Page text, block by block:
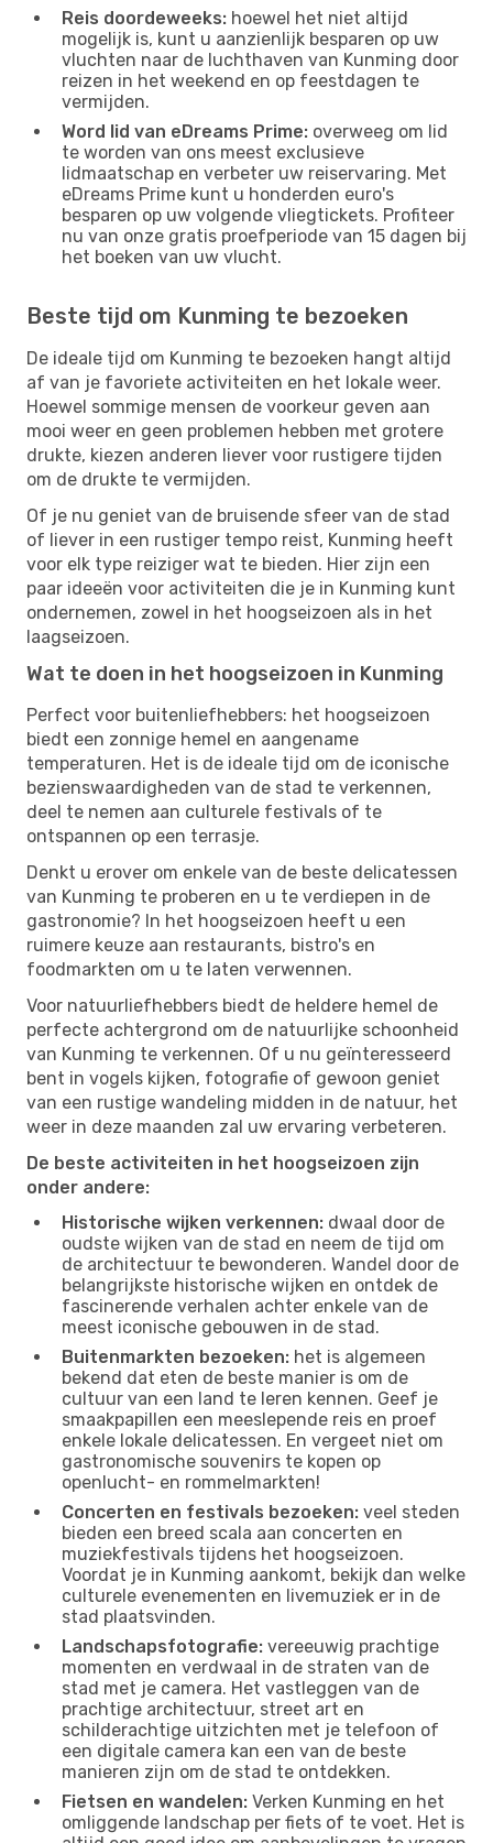
Reis doordeweeks: hoewel het niet altijd
mogelijk is, kunt u aanzienlijk besparen op uw
vluchten naar de luchthaven van Kunming door
reizen in het weekend en op feestdagen te
vermijden.
Word lid van eDreams Prime: overweeg om lid
te worden van ons meest exclusieve
lidmaatschap en verbeter uw reiservaring. Met
eDreams Prime kunt u honderden euro's
besparen op uw volgende vliegtickets. Profiteer
nu van onze gratis proefperiode van 15 dagen bij
het boeken van uw vlucht.
Beste tijd om Kunming te bezoeken
De ideale tijd om Kunming te bezoeken hangt altijd
af van je favoriete activiteiten en het lokale weer.
Hoewel sommige mensen de voorkeur geven aan
mooi weer en geen problemen hebben met grotere
drukte, kiezen anderen liever voor rustigere tijden
om de drukte te vermijden.
Of je nu geniet van de bruisende sfeer van de stad
of liever in een rustiger tempo reist, Kunming heeft
voor elk type reiziger wat te bieden. Hier zijn een
paar ideeën voor activiteiten die je in Kunming kunt
ondernemen, zowel in het hoogseizoen als in het
laagseizoen.
Wat te doen in het hoogseizoen in Kunming
Perfect voor buitenliefhebbers: het hoogseizoen
biedt een zonnige hemel en aangename
temperaturen. Het is de ideale tijd om de iconische
bezienswaardigheden van de stad te verkennen,
deel te nemen aan culturele festivals of te
ontspannen op een terrasje.
Denkt u erover om enkele van de beste delicatessen
van Kunming te proberen en u te verdiepen in de
gastronomie? In het hoogseizoen heeft u een
ruimere keuze aan restaurants, bistro's en
foodmarkten om u te laten verwennen.
Voor natuurliefhebbers biedt de heldere hemel de
perfecte achtergrond om de natuurlijke schoonheid
van Kunming te verkennen. Of u nu geïnteresseerd
bent in vogels kijken, fotografie of gewoon geniet
van een rustige wandeling midden in de natuur, het
weer in deze maanden zal uw ervaring verbeteren.
De beste activiteiten in het hoogseizoen zijn
onder andere:
Historische wijken verkennen: dwaal door de
oudste wijken van de stad en neem de tijd om
de architectuur te bewonderen. Wandel door de
belangrijkste historische wijken en ontdek de
fascinerende verhalen achter enkele van de
meest iconische gebouwen in de stad.
Buitenmarkten bezoeken: het is algemeen
bekend dat eten de beste manier is om de
cultuur van een land te leren kennen. Geef je
smaakpapillen een meeslepende reis en proef
enkele lokale delicatessen. En vergeet niet om
gastronomische souvenirs te kopen op
openlucht- en rommelmarkten!
Concerten en festivals bezoeken: veel steden
bieden een breed scala aan concerten en
muziekfestivals tijdens het hoogseizoen.
Voordat je in Kunming aankomt, bekijk dan welke
culturele evenementen en livemuziek er in de
stad plaatsvinden.
Landschapsfotografie: vereeuwig prachtige
momenten en verdwaal in de straten van de
stad met je camera. Het vastleggen van de
prachtige architectuur, street art en
schilderachtige uitzichten met je telefoon of
een digitale camera kan een van de beste
manieren zijn om de stad te ontdekken.
Fietsen en wandelen: Verken Kunming en het
omliggende landschap per fiets of te voet. Het is